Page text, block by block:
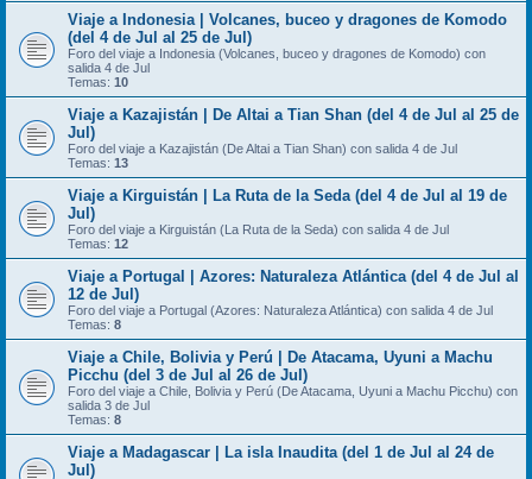
Viaje a Indonesia | Volcanes, buceo y dragones de Komodo
(del 4 de Jul al 25 de Jul)
Foro del viaje a Indonesia (Volcanes, buceo y dragones de Komodo) con
salida 4 de Jul
Temas: 10
Viaje a Kazajistán | De Altai a Tian Shan (del 4 de Jul al 25 de
Jul)
Foro del viaje a Kazajistán (De Altai a Tian Shan) con salida 4 de Jul
Temas: 13
Viaje a Kirguistán | La Ruta de la Seda (del 4 de Jul al 19 de
Jul)
Foro del viaje a Kirguistán (La Ruta de la Seda) con salida 4 de Jul
Temas: 12
Viaje a Portugal | Azores: Naturaleza Atlántica (del 4 de Jul al
12 de Jul)
Foro del viaje a Portugal (Azores: Naturaleza Atlántica) con salida 4 de Jul
Temas: 8
Viaje a Chile, Bolivia y Perú | De Atacama, Uyuni a Machu
Picchu (del 3 de Jul al 26 de Jul)
Foro del viaje a Chile, Bolivia y Perú (De Atacama, Uyuni a Machu Picchu) con
salida 3 de Jul
Temas: 8
Viaje a Madagascar | La isla Inaudita (del 1 de Jul al 24 de
Jul)